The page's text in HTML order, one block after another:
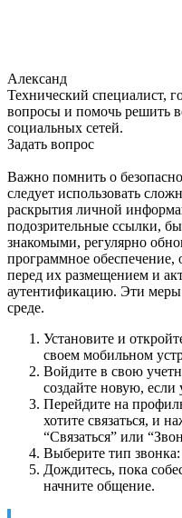
Александ
Технический специалист,
вопросы и помочь решить
социальных сетей.
Задать вопрос
Важно помнить о
следует использовать
раскрытия личной
подозрительные ссылки,
знакомыми, регулярно
программное
перед их размещением и
аутентификацию. Эти меры
среде.
Установите и
своем мобильном
Войдите в свою
создайте новую, если
Перейдите на
хотите связаться, и
“Связаться” или
Выберите тип
Дождитесь, пока
начните общение.